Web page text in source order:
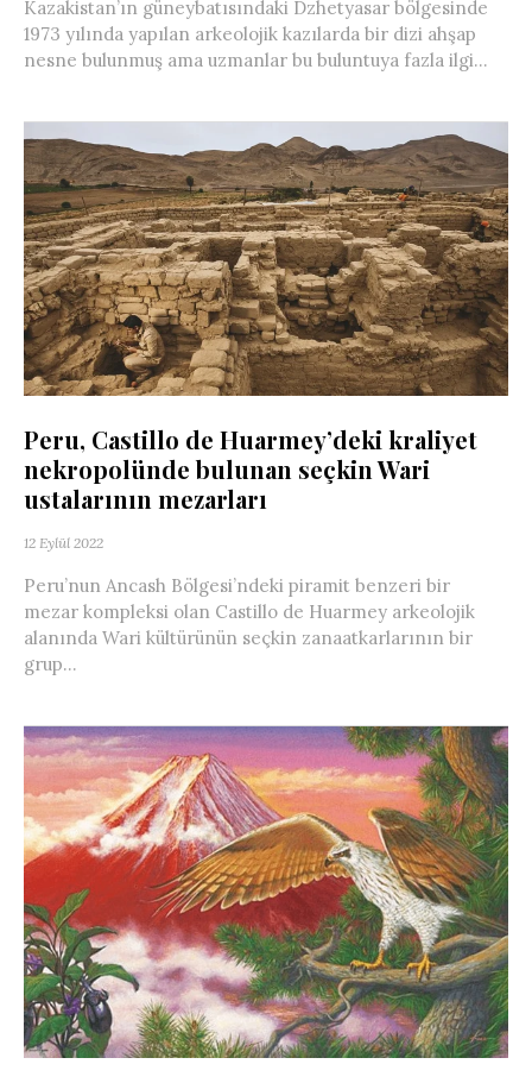
Kazakistan’ın güneybatısındaki Dzhetyasar bölgesinde
1973 yılında yapılan arkeolojik kazılarda bir dizi ahşap
nesne bulunmuş ama uzmanlar bu buluntuya fazla ilgi...
Peru, Castillo de Huarmey’deki kraliyet
nekropolünde bulunan seçkin Wari
ustalarının mezarları
12 Eylül 2022
Peru’nun Ancash Bölgesi’ndeki piramit benzeri bir
mezar kompleksi olan Castillo de Huarmey arkeolojik
alanında Wari kültürünün seçkin zanaatkarlarının bir
grup...